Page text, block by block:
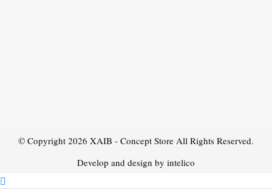
© Copyright 2026 XAIB - Concept Store All Rights Reserved.
Develop and design by intelico